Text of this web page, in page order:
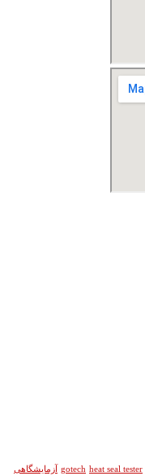
gotech heat seal tester
آزمایشگاهی